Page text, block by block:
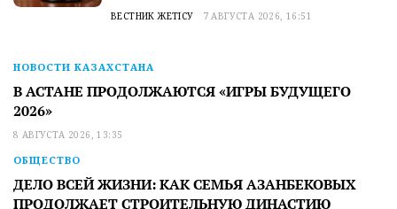
ВЕСТНИК ЖЕТІСУ 7 АВГУСТА 2026, 16:51
НОВОСТИ КАЗАХСТАНА
В АСТАНЕ ПРОДОЛЖАЮТСЯ «ИГРЫ БУДУЩЕГО
2026»
8 АВГУСТА 2026, 13:35
ОБЩЕСТВО
ДЕЛО ВСЕЙ ЖИЗНИ: КАК СЕМЬЯ АЗАНБЕКОВЫХ
ПРОДОЛЖАЕТ СТРОИТЕЛЬНУЮ ДИНАСТИЮ